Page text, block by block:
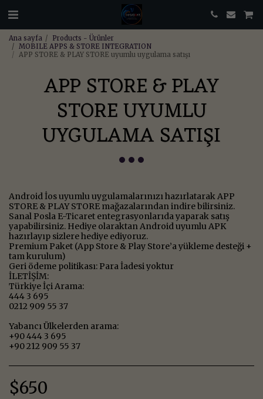
Ana sayfa
Products - Ürünler
MOBILE APPS & STORE INTEGRATION
APP STORE & PLAY STORE uyumlu uygulama satışı
APP STORE & PLAY
STORE UYUMLU
UYGULAMA SATIŞI
Android İos uyumlu uygulamalarınızı hazırlatarak APP
STORE & PLAY STORE mağazalarından indire bilirsiniz.
Sanal Posla E-Ticaret entegrasyonlarıda yaparak satış
yapabilirsiniz. Hediye olaraktan Android uyumlu APK
hazırlayıp sizlere hediye ediyoruz.
Premium Paket (App Store & Play Store’a yükleme desteği +
tam kurulum)
Geri ödeme politikası: Para İadesi yoktur
İLETİŞİM:
Türkiye İçi Arama:
444 3 695
0212 909 55 37
Yabancı Ülkelerden arama:
+90 444 3 695
+90 212 909 55 37
$650